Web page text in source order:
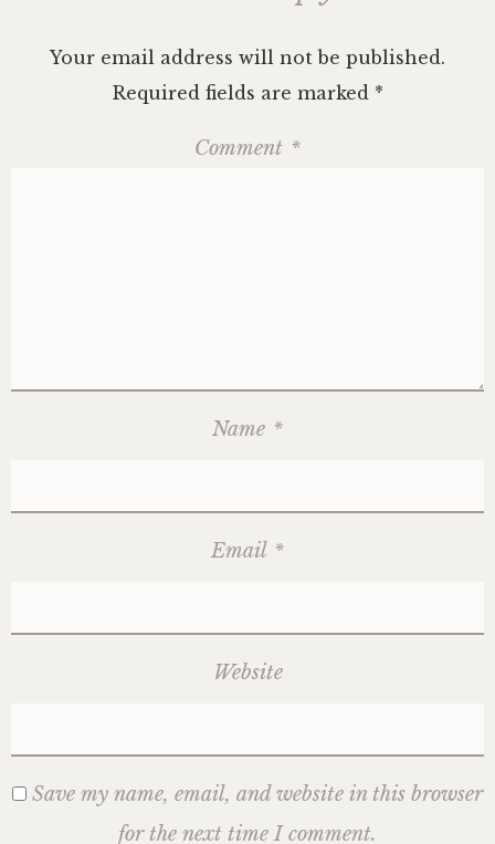
Your email address will not be published.
Required fields are marked *
Comment *
Name *
Email *
Website
Save my name, email, and website in this browser
for the next time I comment.